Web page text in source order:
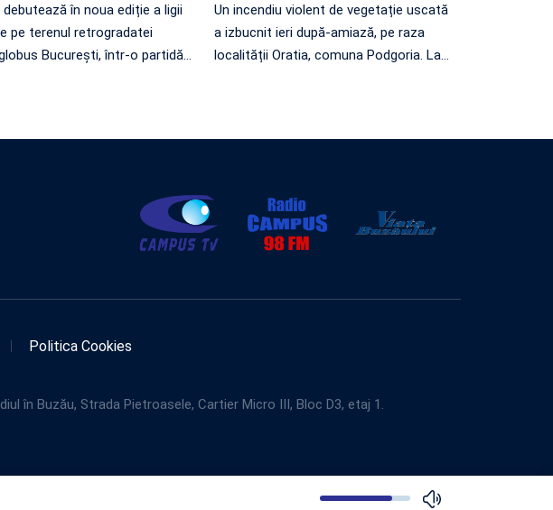
în noua ediție a ligii
pe terenul retrogradatei
București, într-o partidă…
Un incendiu violent de vegetație uscată
a izbucnit ieri după-amiază, pe raza
localității Oratia, comuna Podgoria. La…
Politica Cookies
în Buzău, Strada Pietroasele, Cartier Micro III, Bloc D3, etaj 1.